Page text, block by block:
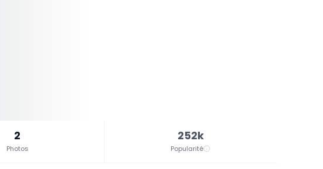
2
Photos
252k
Popularité